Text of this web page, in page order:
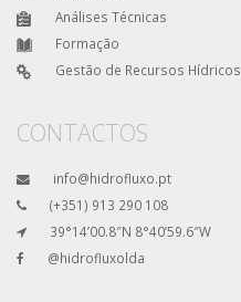
Análises Técnicas
Formação
Gestão de Recursos Hídricos
CONTACTOS
info@hidrofluxo.pt
(+351) 913 290 108
39°14’00.8″N 8°40’59.6″W
@hidrofluxolda